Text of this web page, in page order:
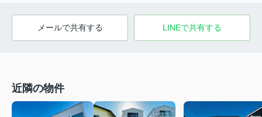
メールで共有する LINEで共有する
近隣の物件